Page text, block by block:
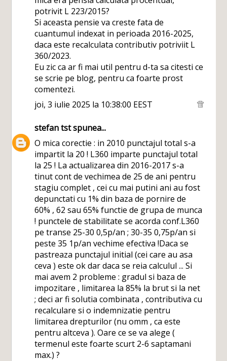
potrivit L 223/2015?
Si aceasta pensie va creste fata de
cuantumul indexat in perioada 2016-2025,
daca este recalculata contributiv potriviit L
360/2023.
Eu zic ca ar fi mai util pentru d-ta sa citesti ce
se scrie pe blog, pentru ca foarte prost
comentezi.
joi, 3 iulie 2025 la 10:38:00 EEST
stefan tstspunea...
O mica corectie : in 2010 punctajul total s-a
impartit la 20 ! L360 imparte punctajul total
la 25 ! La actualizarea din 2016-2017 s-a
tinut cont de vechimea de 25 de ani pentru
stagiu complet , cei cu mai putini ani au fost
depunctati cu 1% din baza de pornire de
60% , 62 sau 65% functie de grupa de munca
! punctele de stabilitate se acorda conf.L360
pe transe 25-30 0,5p/an ; 30-35 0,75p/an si
peste 35 1p/an vechime efectiva !Daca se
pastreaza punctajul initial (cei care au asa
ceva ) este ok dar daca se reia calculul ... Si
mai avem 2 probleme : gradul si baza de
impozitare , limitarea la 85% la brut si la net
; deci ar fi solutia combinata , contributiva cu
recalculare si o indemnizatie pentru
limitarea drepturilor (nu omm , ca este
pentru altceva ). Oare ce se va alege (
termenul este foarte scurt 2-6 saptamani
max.) ?